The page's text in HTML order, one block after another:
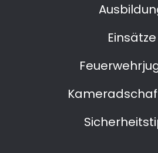
Einsätze